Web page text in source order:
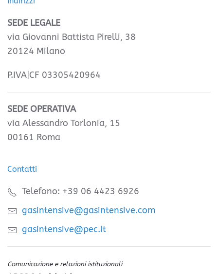
SEDE LEGALE
via Giovanni Battista Pirelli, 38
20124 Milano
P.IVA|CF 03305420964
SEDE OPERATIVA
via Alessandro Torlonia, 15
00161 Roma
Contatti
Telefono: +39 06 4423 6926
gasintensive@gasintensive.com
gasintensive@pec.it
Comunicazione e relazioni istituzionali